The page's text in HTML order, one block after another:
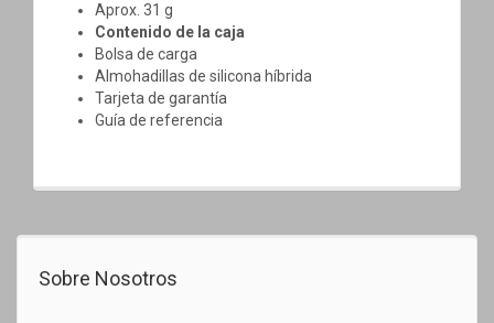
Aprox. 31 g
Contenido de la caja
Bolsa de carga
Almohadillas de silicona híbrida
Tarjeta de garantía
Guía de referencia
Sobre Nosotros